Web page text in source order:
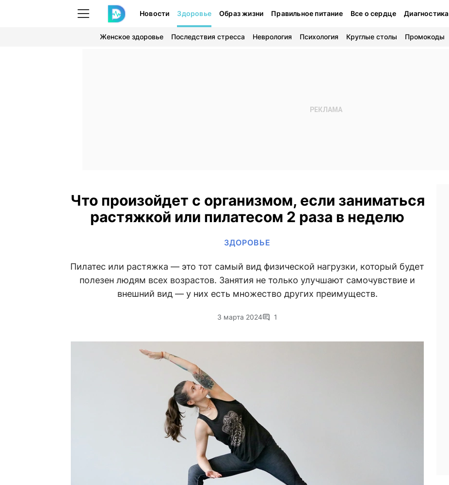
Новости Здоровье Образ жизни Правильное питание Все о сердце Диагностика
Женское здоровье Последствия стресса Неврология Психология Круглые столы Промокоды
Что произойдет с организмом, если заниматься
растяжкой или пилатесом 2 раза в неделю
ЗДОРОВЬЕ
Пилатес или растяжка — это тот самый вид физической нагрузки, который будет
полезен людям всех возрастов. Занятия не только улучшают самочувствие и
внешний вид — у них есть множество других преимуществ.
3 марта 2024 1